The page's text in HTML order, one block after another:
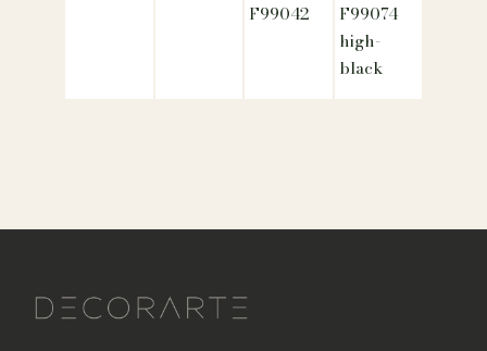
F99042
F99074
high-
black